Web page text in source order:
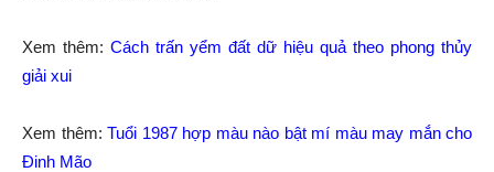
Xem thêm: Cách trấn yểm đất dữ hiệu quả theo phong thủy
giải xui
Xem thêm: Tuổi 1987 hợp màu nào bật mí màu may mắn cho
Đinh Mão